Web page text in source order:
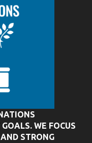
WE FOCUS
STRONG